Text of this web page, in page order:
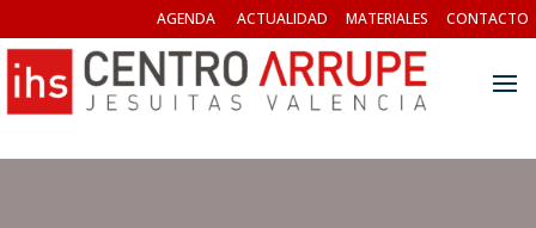
AGENDA ACTUALIDAD MATERIALES CONTACTO